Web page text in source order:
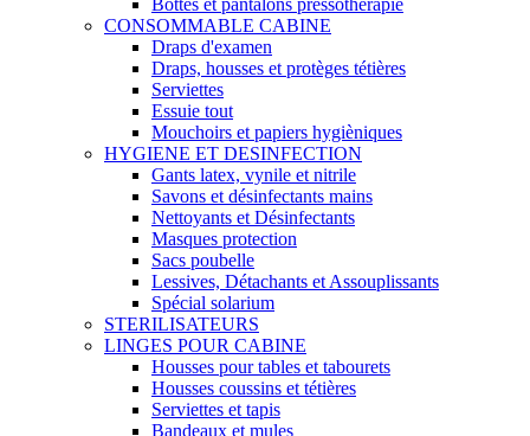
Bottes et pantalons pressothérapie
CONSOMMABLE CABINE
Draps d'examen
Draps, housses et protèges tétières
Serviettes
Essuie tout
Mouchoirs et papiers hygièniques
HYGIENE ET DESINFECTION
Gants latex, vynile et nitrile
Savons et désinfectants mains
Nettoyants et Désinfectants
Masques protection
Sacs poubelle
Lessives, Détachants et Assouplissants
Spécial solarium
STERILISATEURS
LINGES POUR CABINE
Housses pour tables et tabourets
Housses coussins et tétières
Serviettes et tapis
Bandeaux et mules